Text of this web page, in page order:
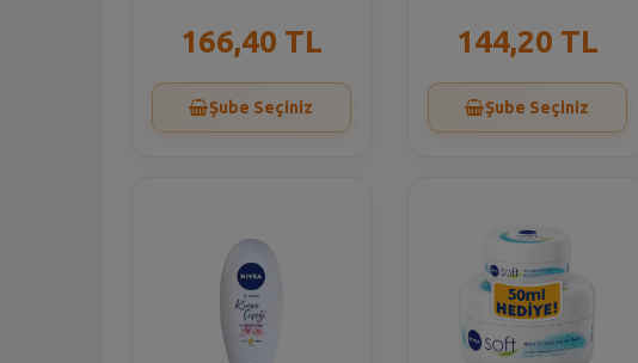
166,40 TL
Şube Seçiniz
144,20 TL
Şube Seçiniz